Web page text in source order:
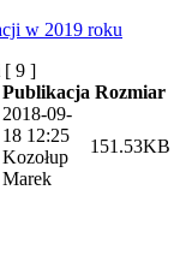
w 2019 roku
[ 9 ]
Publikacja Rozmiar
2018-09-
18 12:25
Kozołup
Marek
151.53KB